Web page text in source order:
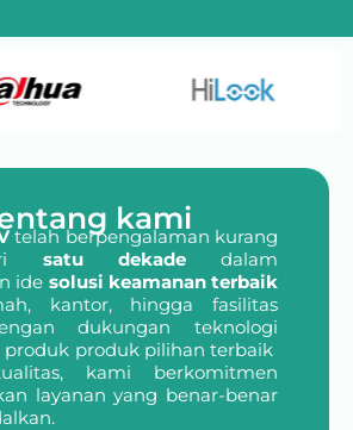
kami
telah berpengalaman kurang
satu dekadedalam
ide solusi keamanan terbaik
kantor, hingga fasilitas
dukungan teknologi
produk pilihan terbaik
kami berkomitmen
layanan yang benar-benar